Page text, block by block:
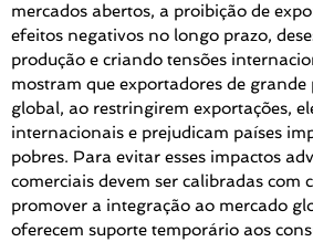
mercados abertos, a proibição de
efeitos negativos no longo prazo,
produção e criando tensões
mostram que exportadores de grande
global, ao restringirem exportações,
internacionais e prejudicam países
pobres. Para evitar esses impactos
comerciais devem ser calibradas com
promover a integração ao mercado
oferecem suporte temporário aos